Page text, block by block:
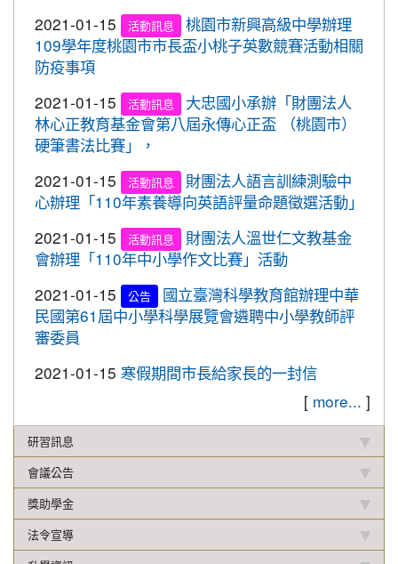
市長盃溜冰錦標賽成績優異
2020-03-11 賀!
109年校內美術比賽 得獎名單
賀!
本校學生參加玄峰盃羽球錦標賽成
績優異
2019-12-20 賀!
本校學生參加108年臺北市中正盃
羽球錦標賽成績優異
2019-12-20
賀!
本校學生參加109年桃園市中小學
校聯合運動會楊梅區選拔賽成績優異
2019-12-16
賀!
本校學生參加2019年名人盃冬季校
園圍棋對抗賽成績優異
2019-12-12
重要
108年校內語文競賽 得獎名單(最
新版12.17)
2019-11-27
標賽成績優異
恭喜！本校直笛隊參加108學年度
2019-11-07
本校學生參加新竹市新豐盃羽球賽
成績優異
2019-10-21
本校學生參加2019年國慶華江盃羽
球錦標賽成績優異
2019-10-04 賀!
本校學生參加108年新北市城市夏
2021-01-15
活動訊息
桃園市新興高級中學辦理
109學年度桃園市市長盃小桃子英數競賽活動相關
防疫事項
2021-01-15
活動訊息
大忠國小承辦「財團法人
林心正教育基金會第八屆永傳心正盃 （桃園市）
硬筆書法比賽」，
2021-01-15
活動訊息
財團法人語言訓練測驗中
心辦理「110年素養導向英語評量命題徵選活動」
2021-01-15
活動訊息
財團法人溫世仁文教基金
會辦理「110年中小學作文比賽」活動
2021-01-15
公告
國立臺灣科學教育館辦理中華
民國第61屆中小學科學展覽會遴聘中小學教師評
審委員
2021-01-15 寒假期間市長給家長的一封信
[ more... ]
研習訊息
會議公告
獎助學金
法令宣導